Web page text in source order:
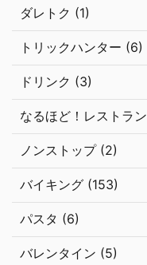
ダレトク (1)
トリックハンター (6)
ドリンク (3)
なるほど！レストラ
ノンストップ (2)
バイキング (153)
パスタ (6)
バレンタイン (5)